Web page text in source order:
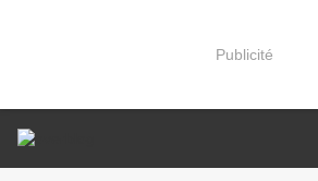
Publicité